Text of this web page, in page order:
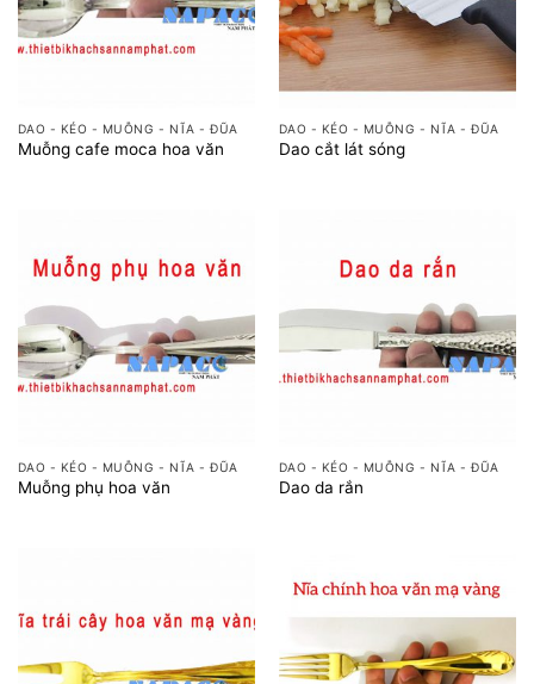
DAO - KÉO - MUỖNG - NĨA - ĐŨA
Muỗng cafe moca hoa văn
DAO - KÉO - MUỖNG - NĨA - ĐŨA
Dao cắt lát sóng
DAO - KÉO - MUỖNG - NĨA - ĐŨA
Muỗng phụ hoa văn
DAO - KÉO - MUỖNG - NĨA - ĐŨA
Dao da rắn